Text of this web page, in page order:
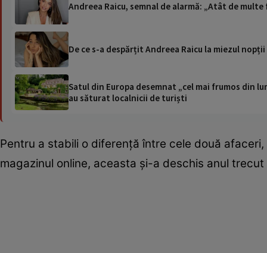
Andreea Raicu, semnal de alarmă: „Atât de
De ce s-a despărțit Andreea Raicu la miezul
Satul din Europa desemnat „cel mai frumos din
au săturat localnicii de turiști
Pentru a stabili o diferență între cele două
magazinul online, aceasta și-a deschis anul